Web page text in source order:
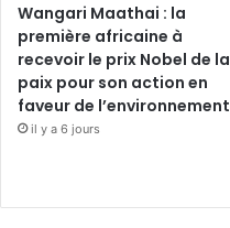
Wangari Maathai : la
première africaine à
recevoir le prix Nobel de la
paix pour son action en
faveur de l’environnement
il y a 6 jours